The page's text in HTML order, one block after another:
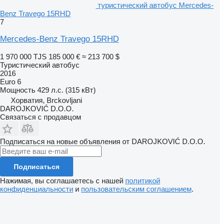
туристический автобус Mercedes-
Benz Travego 15RHD
7
Mercedes-Benz Travego 15RHD
1 970 000 TJS 185 000 € ≈ 213 700 $
Туристический автобус
2016
Euro 6
Мощность 429 л.с. (315 кВт)
Хорватия, Brckovljani
DAROJKOVIĆ D.O.O.
Связаться с продавцом
Подписаться на новые объявления от DAROJKOVIĆ D.O.O.
Подписаться
Нажимая, вы соглашаетесь с нашей политикой
конфиденциальности и пользовательским соглашением.